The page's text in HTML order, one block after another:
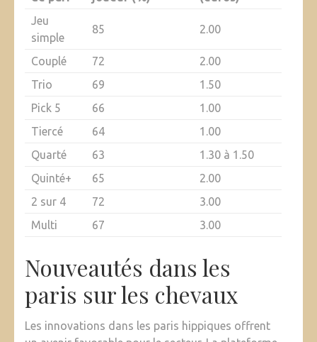
Jeu
simple
85 2.00
Couplé 72
2.00
Trio
69
1.50
Pick 5
66
1.00
Tiercé
64
1.00
Quarté
63
1.30 à 1.50
Quinté+
65
2.00
2 sur 4
72
3.00
Multi
67 3.00
Nouveautés dans les
paris sur les chevaux
Les innovations dans les paris hippiques offrent